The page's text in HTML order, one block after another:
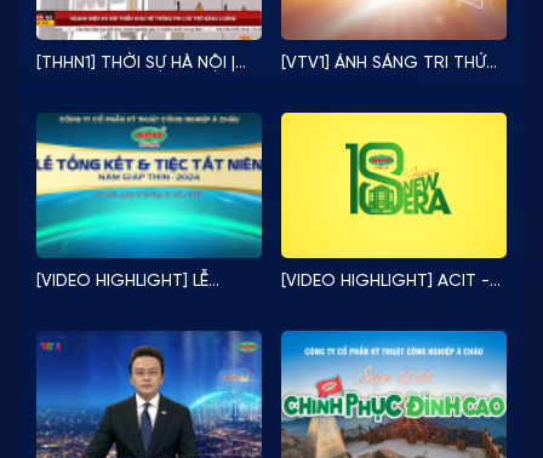
[THHN1] THỜI SỰ HÀ NỘI |
EVNHANOI NÂNG TẦM LƯỚI
ĐIỆN THỦ ĐÔ VỚI CÔNG
NGHỆ BESS
[VTV1] ÁNH SÁNG TRI THỨC
CÔNG NGHỆ NGÀNH ĐIỆN”
VỀ SẢN PHẨM TỦ ĐIỆN
TRUNG THẾ ACIT
[VIDEO HIGHLIGHT] LỄ
2024
[VIDEO HIGHLIGHT] ACIT -
kỷ nguyên mới